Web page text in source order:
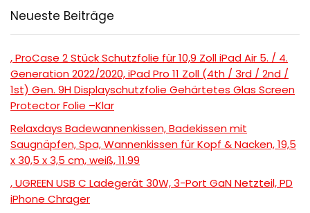
Neueste Beiträge
, ProCase 2 Stück Schutzfolie für 10,9 Zoll iPad Air 5. / 4.
Generation 2022/2020, iPad Pro 11 Zoll (4th / 3rd / 2nd /
1st) Gen. 9H Displayschutzfolie Gehärtetes Glas Screen
Protector Folie –Klar
Relaxdays Badewannenkissen, Badekissen mit
Saugnäpfen, Spa, Wannenkissen für Kopf & Nacken, 19,5
x 30,5 x 3,5 cm, weiß, 11.99
, UGREEN USB C Ladegerät 30W, 3-Port GaN Netzteil, PD
iPhone Chrager